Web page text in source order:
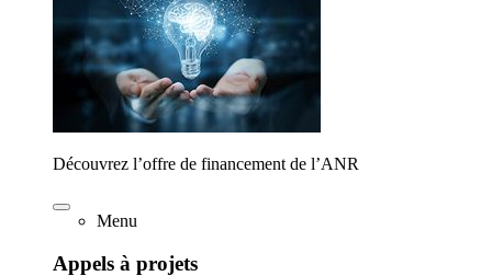
Découvrez l’offre de financement de l’ANR
Menu
Appels à projets